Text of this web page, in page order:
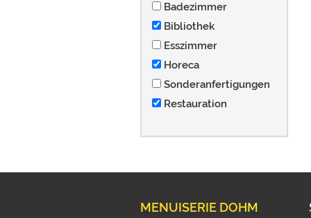
Badezimmer
Bibliothek
Esszimmer
Horeca
Sonderanfertigungen
Restauration
MENUISERIE DOHM